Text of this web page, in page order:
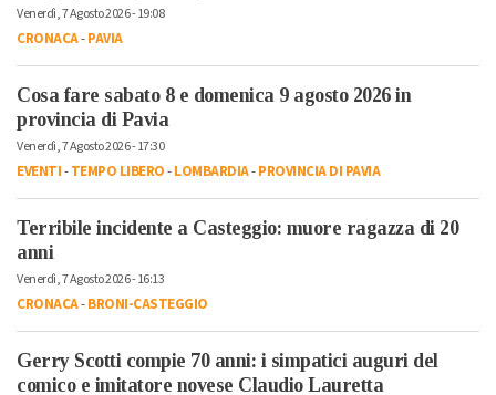
Venerdì, 7 Agosto 2026 - 19:08
CRONACA-PAVIA
Cosa fare sabato 8 e domenica 9 agosto 2026 in
provincia di Pavia
Venerdì, 7 Agosto 2026 - 17:30
EVENTI-TEMPO LIBERO-LOMBARDIA-PROVINCIA DI PAVIA
Terribile incidente a Casteggio: muore ragazza di 20
anni
Venerdì, 7 Agosto 2026 - 16:13
CRONACA-BRONI-CASTEGGIO
Gerry Scotti compie 70 anni: i simpatici auguri del
comico e imitatore novese Claudio Lauretta